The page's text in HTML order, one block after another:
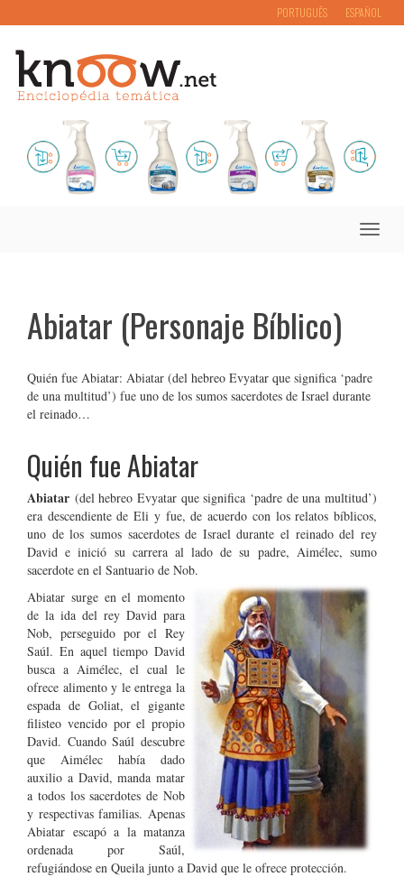
PORTUGUÊS ESPAÑOL
Toggle
Abiatar (Personaje Bíblico)
Quién fue Abiatar: Abiatar (del hebreo Evyatar que significa ‘padre
de una multitud’) fue uno de los sumos sacerdotes de Israel durante
el reinado…
Quién fue Abiatar
Abiatar (del hebreo Evyatar que significa ‘padre de una multitud’)
era descendiente de Eli y fue, de acuerdo con los relatos bíblicos,
uno de los sumos sacerdotes de Israel durante el reinado del rey
David e inició su carrera al lado de su padre, Aimélec, sumo
sacerdote en el Santuario de Nob.
Abiatar surge en el momento
de la ida del rey David para
Nob, perseguido por el Rey
Saúl. En aquel tiempo David
busca a Aimélec, el cual le
ofrece alimento y le entrega la
espada de Goliat, el gigante
filisteo vencido por el propio
David. Cuando Saúl descubre
que Aimélec había dado
auxilio a David, manda matar
a todos los sacerdotes de Nob
y respectivas familias. Apenas
Abiatar escapó a la matanza
ordenada por Saúl,
refugiándose en Queila junto a David que le ofrece protección.